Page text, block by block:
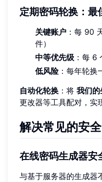
定期密码轮换：最
关键账户 ：每 90
件）
中等优先级 ：每 6
低风险：每年轮换
自动化轮换 ：将 我们
更改器等工具配对，实
解决常见的安
在线密码生成器安
与基于服务器的生成器